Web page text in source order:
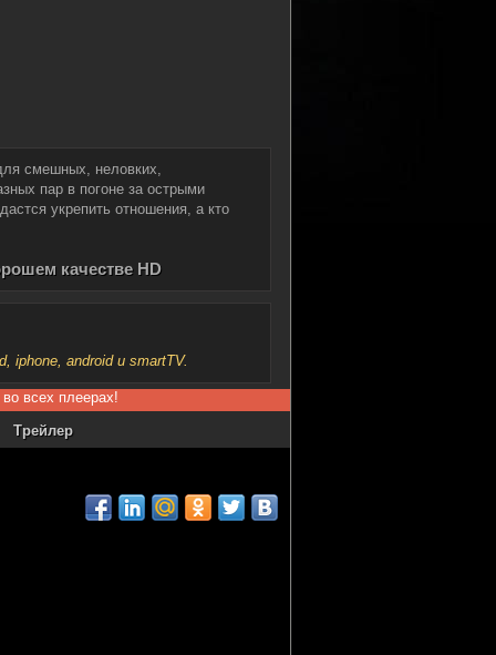
смешных, неловких,
пар в погоне за острыми
укрепить отношения, а кто
качестве HD
iphone, android и smartTV.
всех плеерах!
Трейлер